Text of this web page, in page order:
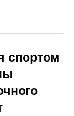
спортом